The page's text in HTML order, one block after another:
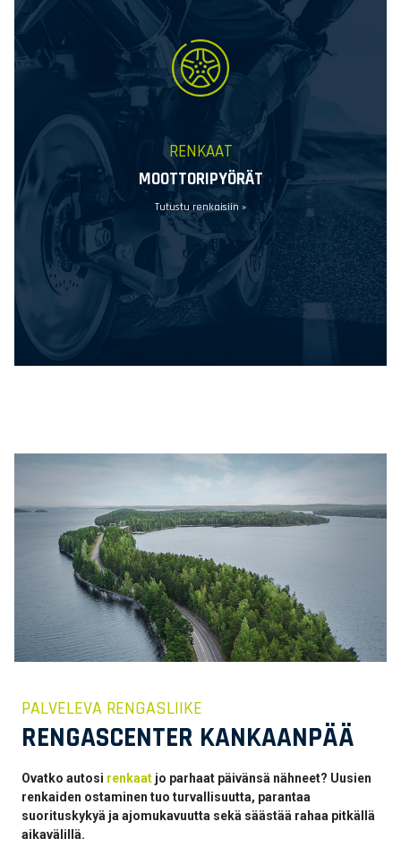
RENKAAT
MOOTTORIPYÖRÄT
Tutustu renkaisiin »
PALVELEVA RENGASLIIKE
RENGASCENTER KANKAANPÄÄ
Ovatko autosi renkaat jo parhaat päivänsä nähneet? Uusien
renkaiden ostaminen tuo turvallisuutta, parantaa
suorituskykyä ja ajomukavuutta sekä säästää rahaa pitkällä
aikavälillä.